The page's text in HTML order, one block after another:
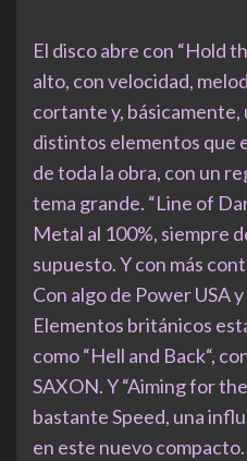
El disco abre con “Hold
alto, con velocidad,
cortante y, básicamente,
distintos elementos que
de toda la obra, con un
tema grande. “Line of
Metal al 100%, siempre
supuesto. Y con más
Con algo de Power USA y
Elementos británicos
como “Hell and Back“,
SAXON. Y “Aiming for
bastante Speed, una
en este nuevo